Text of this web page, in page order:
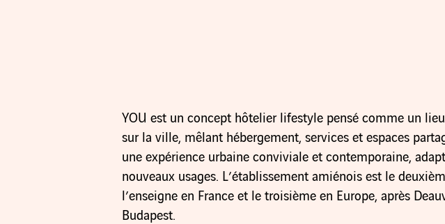
YOU est un concept hôtelier lifestyle pensé comme un
sur la ville, mêlant hébergement, services et espaces
une expérience urbaine conviviale et contemporaine,
nouveaux usages. L’établissement amiénois est le
l’enseigne en France et le troisième en Europe, après
Budapest.